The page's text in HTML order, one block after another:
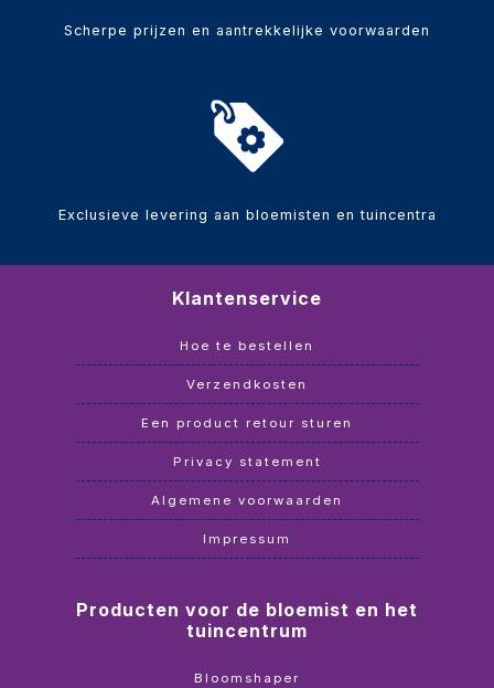
Scherpe prijzen en aantrekkelijke voorwaarden
Exclusieve levering aan bloemisten en tuincentra
Klantenservice
Hoe te bestellen
Verzendkosten
Een product retour sturen
Privacy statement
Algemene voorwaarden
Impressum
Producten voor de bloemist en het
tuincentrum
Bloomshaper